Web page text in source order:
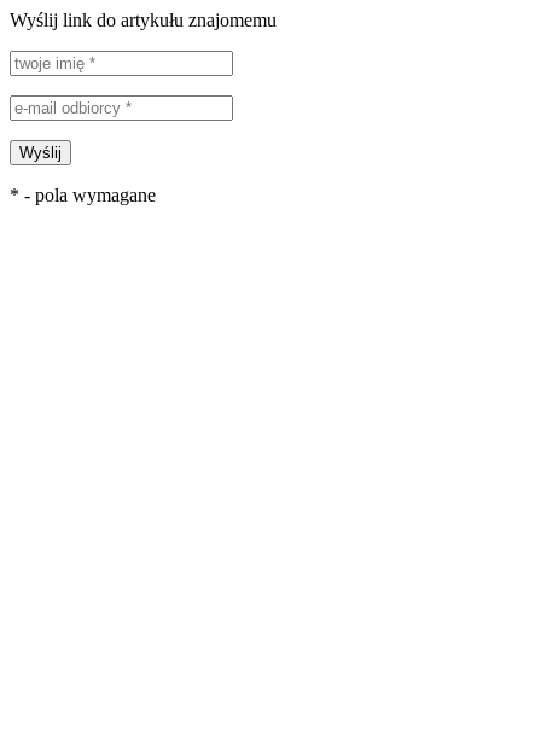
Wyślij link do artykułu znajomemu
Wyślij
* - pola wymagane